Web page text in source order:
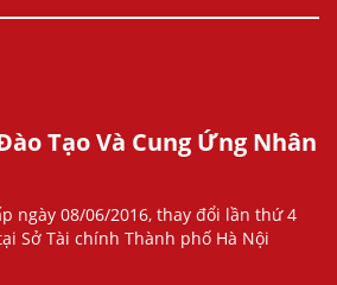
Tạo Và Cung Ứng Nhân
ngày 08/06/2016, thay đổi lần thứ 4
Sở Tài chính Thành phố Hà Nội